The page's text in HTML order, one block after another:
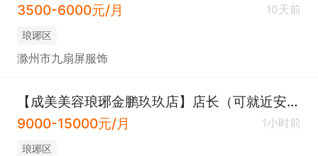
3500-6000元/月
10天前
琅琊区
滁州市九扇屏服饰
【成美美容琅琊金鹏玖玖店】店长（可就近安排）
9000-15000元/月
1小时前
琅琊区